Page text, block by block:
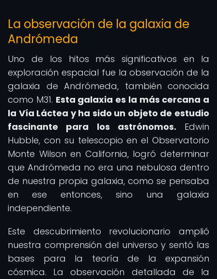
La observación de la galaxia de
Andrómeda
Uno de los hitos más significativos en la
exploración espacial fue la observación de la
galaxia de Andrómeda, también conocida
como M31. Esta galaxia es la más cercana a
la Vía Láctea y ha sido un objeto de estudio
fascinante para los astrónomos. Edwin
Hubble, con su telescopio en el Observatorio
Monte Wilson en California, logró determinar
que Andrómeda no era una nebulosa dentro
de nuestra propia galaxia, como se pensaba
en ese entonces, sino una galaxia
independiente.
Este descubrimiento revolucionario amplió
nuestra comprensión del universo y sentó las
bases para la teoría de la expansión
cósmica. La observación detallada de la